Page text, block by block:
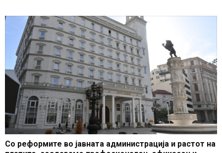
Со реформите во јавната администрација и растот на